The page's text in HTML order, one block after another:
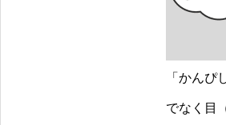
「かん
でなく目